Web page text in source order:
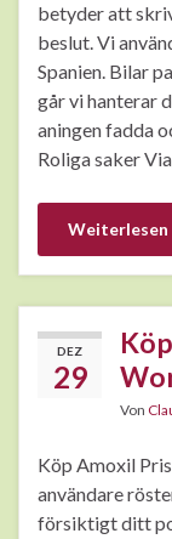
betyder att
beslut. Vi
Spanien. Bilar
går vi hanterar
aningen fadda
Roliga saker
Weiterlesen
DEZ
29
Von
Köp Amoxil
användare
försiktigt ditt